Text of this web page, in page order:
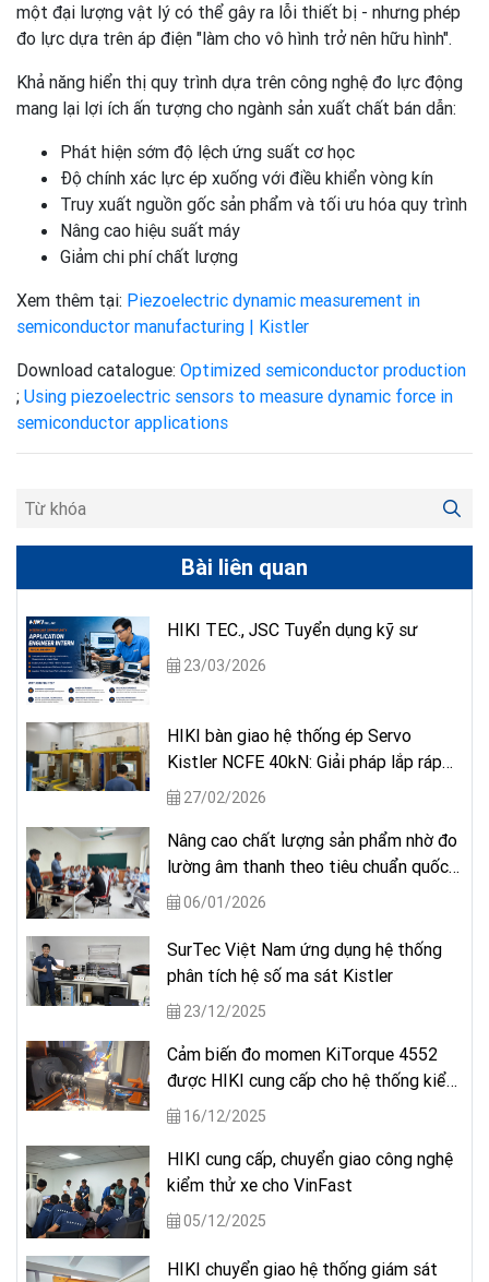
một đại lượng vật lý có thể gây ra lỗi thiết bị - nhưng phép
đo lực dựa trên áp điện "làm cho vô hình trở nên hữu hình".
Khả năng hiển thị quy trình dựa trên công nghệ đo lực động
mang lại lợi ích ấn tượng cho ngành sản xuất chất bán dẫn:
Phát hiện sớm độ lệch ứng suất cơ học
Độ chính xác lực ép xuống với điều khiển vòng kín
Truy xuất nguồn gốc sản phẩm và tối ưu hóa quy trình
Nâng cao hiệu suất máy
Giảm chi phí chất lượng
Xem thêm tại: Piezoelectric dynamic measurement in
semiconductor manufacturing | Kistler
Download catalogue: Optimized semiconductor production
; Using piezoelectric sensors to measure dynamic force in
semiconductor applications
Bài liên quan
HIKI TEC., JSC Tuyển dụng kỹ sư
23/03/2026
HIKI bàn giao hệ thống ép Servo
Kistler NCFE 40kN: Giải pháp lắp ráp
chính xác mang thương hiệu Đức.
27/02/2026
Nâng cao chất lượng sản phẩm nhờ đo
lường âm thanh theo tiêu chuẩn quốc
tế06/01/2026
SurTec Việt Nam ứng dụng hệ thống
phân tích hệ số ma sát Kistler
23/12/2025
Cảm biến đo momen KiTorque 4552
được HIKI cung cấp cho hệ thống kiểm
tra động cơ điện
16/12/2025
HIKI cung cấp, chuyển giao công nghệ
kiểm thử xe cho VinFast
05/12/2025
HIKI chuyển giao hệ thống giám sát